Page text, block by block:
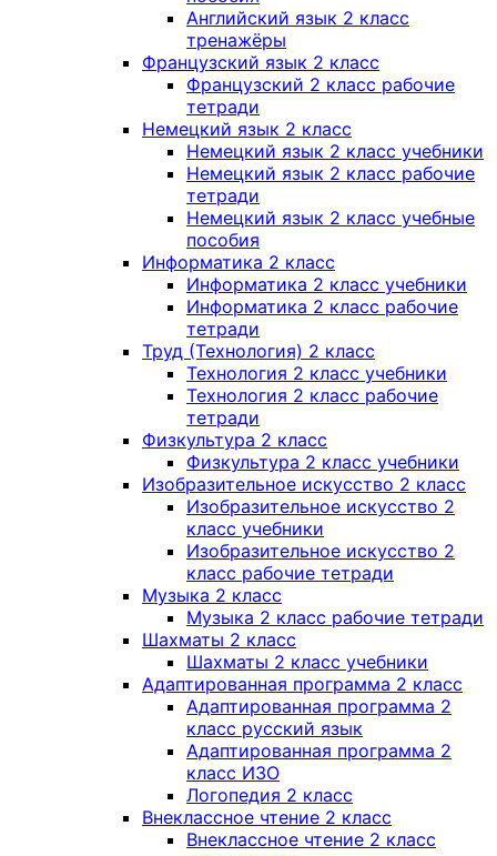
Английский язык 2 класс
тренажёры
Французский язык 2 класс
Французский 2 класс рабочие
тетради
Немецкий язык 2 класс
Немецкий язык 2 класс учебники
Немецкий язык 2 класс рабочие
тетради
Немецкий язык 2 класс учебные
пособия
Информатика 2 класс
Информатика 2 класс учебники
Информатика 2 класс рабочие
тетради
Труд (Технология) 2 класс
Технология 2 класс учебники
Технология 2 класс рабочие
тетради
Физкультура 2 класс
Физкультура 2 класс учебники
Изобразительное искусство 2 класс
Изобразительное искусство 2
класс учебники
Изобразительное искусство 2
класс рабочие тетради
Музыка 2 класс
Музыка 2 класс рабочие тетради
Шахматы 2 класс
Шахматы 2 класс учебники
Адаптированная программа 2 класс
Адаптированная программа 2
класс русский язык
Адаптированная программа 2
класс ИЗО
Логопедия 2 класс
Внеклассное чтение 2 класс
Внеклассное чтение 2 класс